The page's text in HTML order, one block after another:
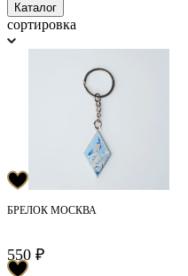
Каталог
сортировка
БРЕЛОК МОСКВА
550 ₽